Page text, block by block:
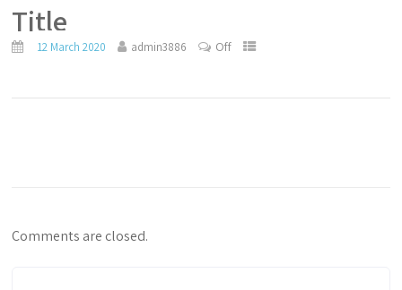
Title
12 March 2020 admin3886 Off
Comments are closed.